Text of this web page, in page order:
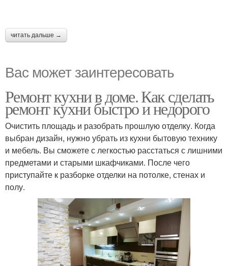
читать дальше →
Вас может заинтересовать
Ремонт кухни в доме. Как сделать
ремонт кухни быстро и недорого
Очистить площадь и разобрать прошлую отделку. Когда
выбран дизайн, нужно убрать из кухни бытовую технику
и мебель. Вы сможете с легкостью расстаться с лишними
предметами и старыми шкафчиками. После чего
приступайте к разборке отделки на потолке, стенах и
полу.